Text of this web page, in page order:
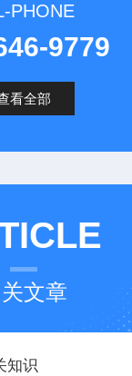
PHONE
9779
看全部
文章
知识